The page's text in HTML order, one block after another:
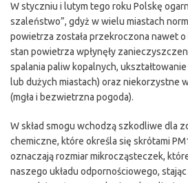
W styczniu i lutym tego roku Polskę
szaleństwo”, gdyż w wielu miastach
powietrza została przekroczona nawet
stan powietrza wpłynęły
spalania paliw kopalnych,
lub dużych miastach) oraz niekorzystne
(mgła i bezwietrzna pogoda).
W skład smogu wchodzą szkodliwe dla
chemiczne, które określa się skrótami
oznaczają rozmiar mikrocząsteczek,
naszego układu odpornościowego,